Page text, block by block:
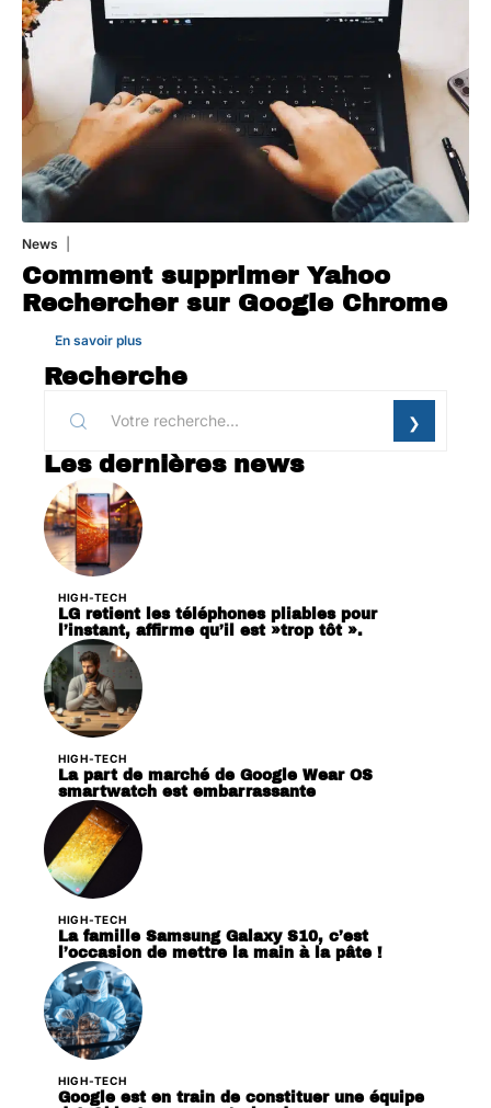
News
Comment supprimer Yahoo
Rechercher sur Google Chrome
En savoir plus
Recherche
Les dernières news
HIGH-TECH
LG retient les téléphones pliables pour
l’instant, affirme qu’il est »trop tôt ».
HIGH-TECH
La part de marché de Google Wear OS
smartwatch est embarrassante
HIGH-TECH
La famille Samsung Galaxy S10, c’est
l’occasion de mettre la main à la pâte !
HIGH-TECH
Google est en train de constituer une équipe